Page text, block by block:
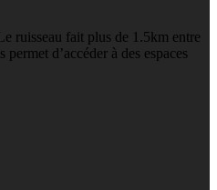
ruisseau fait plus de 1.5km entre
d’accéder à des espaces